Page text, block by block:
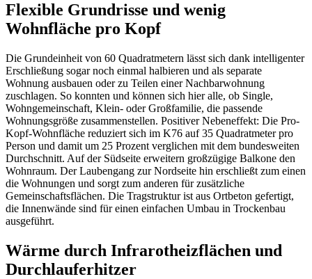
Flexible Grundrisse und wenig
Wohnfläche pro Kopf
Die Grundeinheit von 60 Quadratmetern lässt sich dank intelligenter
Erschließung sogar noch einmal halbieren und als separate
Wohnung ausbauen oder zu Teilen einer Nachbarwohnung
zuschlagen. So konnten und können sich hier alle, ob Single,
Wohngemeinschaft, Klein- oder Großfamilie, die passende
Wohnungsgröße zusammenstellen. ­Positiver Nebeneffekt: Die Pro-
Kopf-Wohn­fläche reduziert sich im K76 auf 35 Quadratmeter pro
Person und damit um 25 Prozent verglichen mit dem bundesweiten
Durchschnitt. Auf der Südseite erweitern großzügige Balkone den
Wohnraum. Der Laubengang zur Nordseite hin erschließt zum einen
die Wohnungen und sorgt zum anderen für zusätzliche
Gemeinschaftsflächen. Die Tragstruktur ist aus Ortbeton gefertigt,
die Innenwände sind für einen einfachen Umbau in Trockenbau
ausgeführt.
Wärme durch Infrarotheizflächen und
Durchlauferhitzer